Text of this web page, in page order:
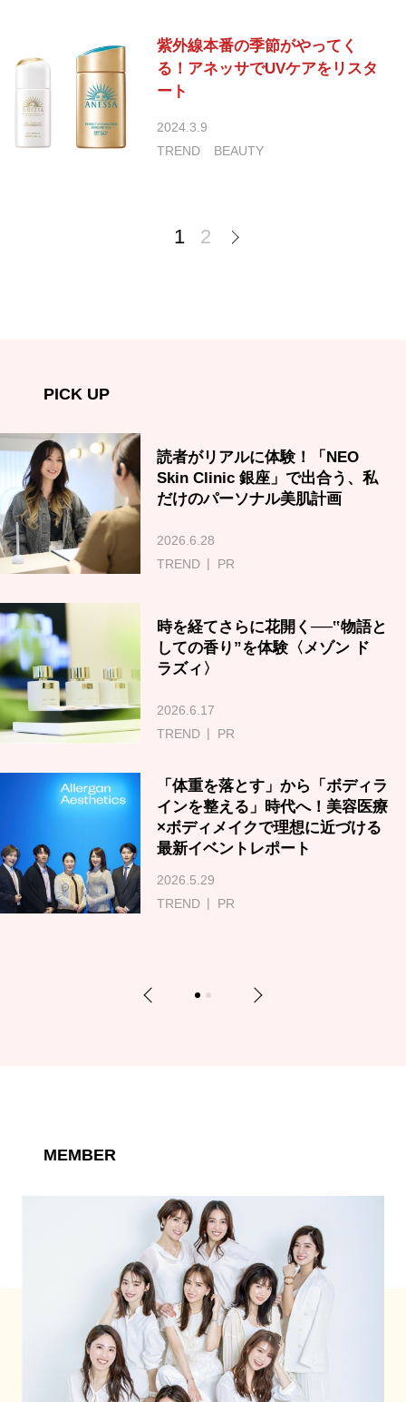
紫外線本番の季節がやってく
る！アネッサでUVケアをリスタ
ート
2024.3.9
TREND
BEAUTY
1 2
PICK UP
読者がリアルに体験！「NEO
Skin Clinic 銀座」で出合う、私
だけのパーソナル美肌計画
2026.6.28
TREND
PR
時を経てさらに花開く──‟物語と
しての香り”を体験〈メゾン ド
ラズィ〉
2026.6.17
TREND
PR
「体重を落とす」から「ボディラ
インを整える」時代へ！美容医療
×ボディメイクで理想に近づける
最新イベントレポート
2026.5.29
TREND
PR
Previous 1 2 Next
MEMBER